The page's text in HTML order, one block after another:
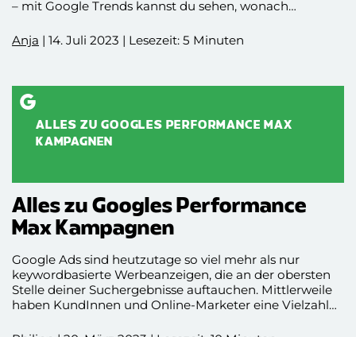
– mit Google Trends kannst du sehen, wonach
angesagt sind. Hierbei gibt es eine Vielzahl von
Möglichkeiten, das Tool in deiner Online Marketing
es verwenden kannst, welche Vorteile sich aus dem
Tool ergeben und wie du das Potenzial von Google
Trends für deine Marke oder dein Unternehmen
sinnvoll nutzen kannst.
Anja | 14. Juli 2023 | Lesezeit: 5 Minuten
ALLES ZU GOOGLES PERFORMANCE MAX
KAMPAGNEN
Alles zu Googles Performance
Max Kampagnen
Google Ads sind heutzutage so viel mehr als nur
keywordbasierte Werbeanzeigen, die an der obersten
Stelle deiner Suchergebnisse auftauchen. Mittlerweile
haben KundInnen und Online-Marketer eine Vielzahl